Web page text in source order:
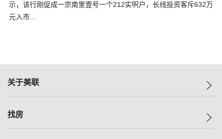
示，该行刚促成一宗南里壹号一个212实呎户，长线投资客斥632万
元入市…
关于美联
美联集团
找房